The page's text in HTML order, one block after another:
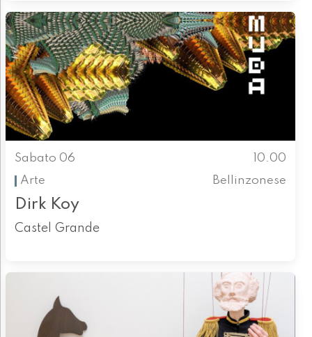
Sabato 06
10.00
Arte
Bellinzonese
Dirk Koy
Castel Grande